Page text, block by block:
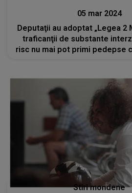
05 mar 2024
Deputaţii au adoptat „Legea 2
traficanţii de substante
risc nu mai pot primi pedepse
Stiri mondene